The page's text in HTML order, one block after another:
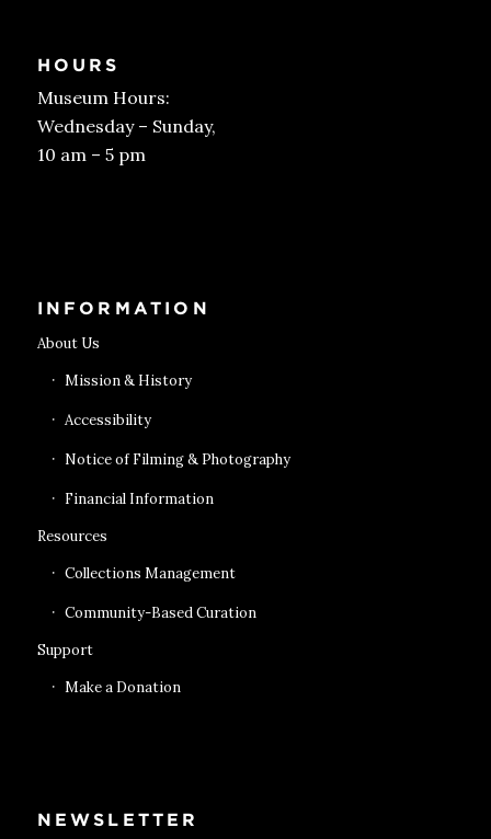
HOURS
Museum Hours:
Wednesday – Sunday,
10 am – 5 pm
INFORMATION
About Us
Mission & History
Accessibility
Notice of Filming & Photography
Financial Information
Resources
Collections Management
Community-Based Curation
Support
Make a Donation
NEWSLETTER